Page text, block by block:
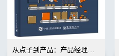
从点子到产品：产品经理的价值观与方法论